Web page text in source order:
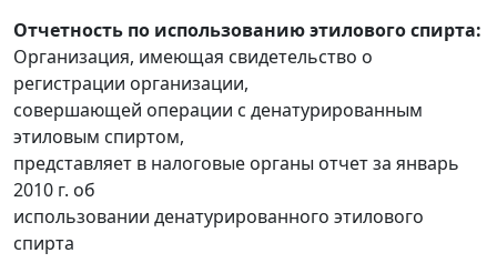
Отчетность по использованию этилового спирта:
Организация, имеющая свидетельство о
регистрации организации,
совершающей операции с денатурированным
этиловым спиртом,
представляет в налоговые органы отчет за январь
2010 г. об
использовании денатурированного этилового
спирта